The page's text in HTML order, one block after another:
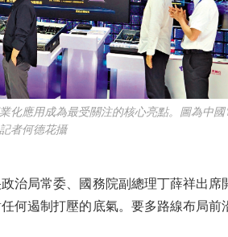
應用成為最受關注的核心亮點。圖為中國
者何德花攝
局常委、國務院副總理丁薛祥出席
何遏制打壓的底氣。要多路線布局前